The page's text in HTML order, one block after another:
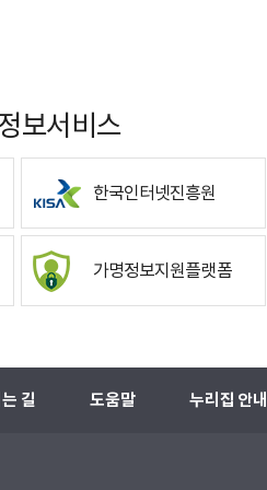
보서비스
한국인터넷진흥원
가명정보지원플랫폼
길 도움말 누리집 안내